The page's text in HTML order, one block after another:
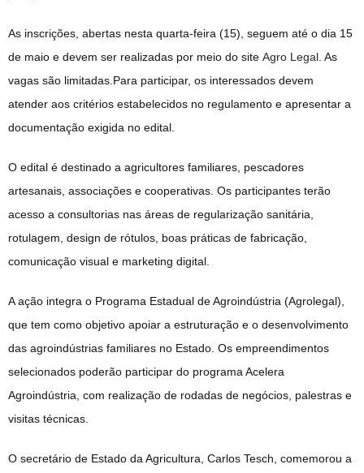
As inscrições, abertas nesta quarta-feira (15), seguem até o dia 15
de maio e devem ser realizadas por meio do site Agro Legal . As
vagas são limitadas.Para participar, os interessados devem
atender aos critérios estabelecidos no regulamento e apresentar a
documentação exigida no edital.
O edital é destinado a agricultores familiares, pescadores
artesanais, associações e cooperativas. Os participantes terão
acesso a consultorias nas áreas de regularização sanitária,
rotulagem, design de rótulos, boas práticas de fabricação,
comunicação visual e marketing digital.
A ação integra o Programa Estadual de Agroindústria (Agrolegal),
que tem como objetivo apoiar a estruturação e o desenvolvimento
das agroindústrias familiares no Estado. Os empreendimentos
selecionados poderão participar do programa Acelera
Agroindústria, com realização de rodadas de negócios, palestras e
visitas técnicas.
O secretário de Estado da Agricultura, Carlos Tesch, comemorou a